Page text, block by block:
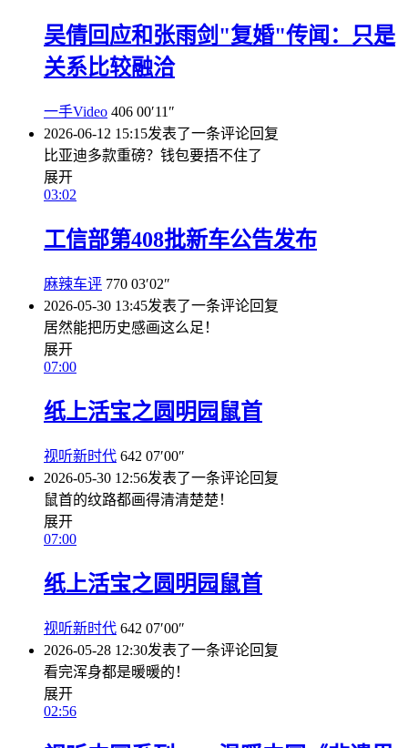
吴倩回应和张雨剑"复婚"传闻：只是
关系比较融洽
一手Video 406 00′11″
2026-06-12 15:15发表了一条评论回复
比亚迪多款重磅？钱包要捂不住了
展开
03:02
工信部第408批新车公告发布
麻辣车评 770 03′02″
2026-05-30 13:45发表了一条评论回复
居然能把历史感画这么足！
展开
07:00
纸上活宝之圆明园鼠首
视听新时代 642 07′00″
2026-05-30 12:56发表了一条评论回复
鼠首的纹路都画得清清楚楚！
展开
07:00
纸上活宝之圆明园鼠首
视听新时代 642 07′00″
2026-05-28 12:30发表了一条评论回复
看完浑身都是暖暖的！
展开
02:56